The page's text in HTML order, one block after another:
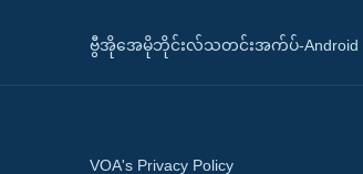
ဗွီအိုအေမိုဘိုင်းလ်သတင်းအက်ပ်-Android
VOA's Privacy Policy